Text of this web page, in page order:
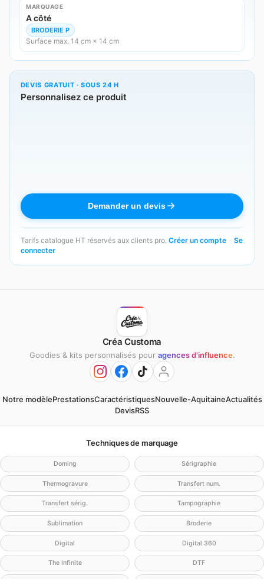
MARQUAGE
A côté
BRODERIE P
Surface max. 14 cm × 14 cm
DEVIS GRATUIT · SOUS 24 H
Personnalisez ce produit
Demander un devis
Tarifs catalogue HT réservés aux clients pro. Créer un compte · Se
connecter
Créa Customa
Goodies & kits personnalisés pour agences d'influence.
Notre modèlePrestationsCaractéristiquesNouvelle-AquitaineActualités
DevisRSS
Techniques de marquage
Doming Sérigraphie
Thermogravure Transfert num.
Transfert sérig. Tampographie
Sublimation Broderie
Digital Digital 360
The Infinite DTF